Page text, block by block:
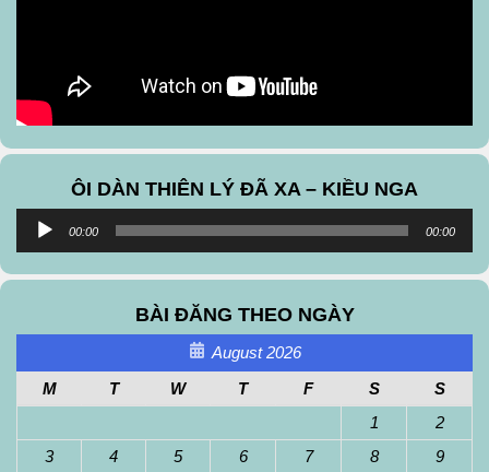
ÔI DÀN THIÊN LÝ ĐÃ XA – KIỀU NGA
Audio
00:00 00:00
BÀI ĐĂNG THEO NGÀY
August 2026
M
T W T F S
S
1
2
3
4 5 6 7 8
9